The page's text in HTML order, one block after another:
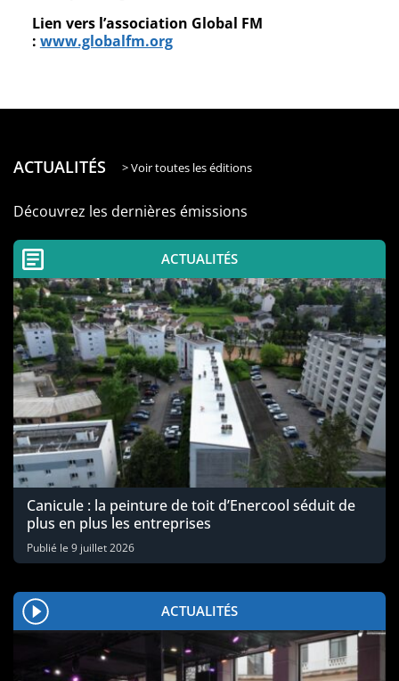
Lien vers l’association Global FM
: www.globalfm.org
ACTUALITÉS > Voir toutes les éditions
Découvrez les dernières émissions
ACTUALITÉS
Canicule : la peinture de toit d’Enercool séduit de
plus en plus les entreprises
Publié le 9 juillet 2026
ACTUALITÉS